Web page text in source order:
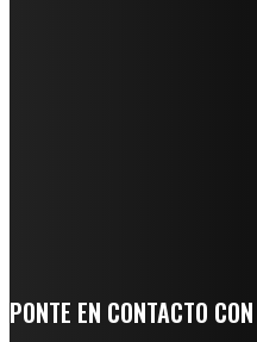
PONTE EN CONTACTO